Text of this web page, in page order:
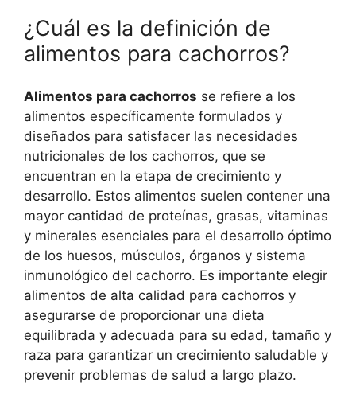
¿Cuál es la definición de
alimentos para cachorros?
Alimentos para cachorros se refiere a los
alimentos específicamente formulados y
diseñados para satisfacer las necesidades
nutricionales de los cachorros, que se
encuentran en la etapa de crecimiento y
desarrollo. Estos alimentos suelen contener una
mayor cantidad de proteínas, grasas, vitaminas
y minerales esenciales para el desarrollo óptimo
de los huesos, músculos, órganos y sistema
inmunológico del cachorro. Es importante elegir
alimentos de alta calidad para cachorros y
asegurarse de proporcionar una dieta
equilibrada y adecuada para su edad, tamaño y
raza para garantizar un crecimiento saludable y
prevenir problemas de salud a largo plazo.